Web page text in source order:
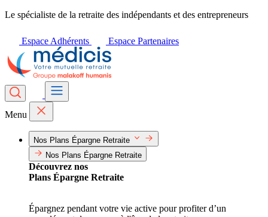
Le spécialiste de la retraite des indépendants et des entrepreneurs
Espace Adhérents Espace Partenaires
Menu
Nos Plans Épargne Retraite
Nos Plans Épargne Retraite
Découvrez nos
Plans Épargne Retraite
Épargnez pendant votre vie active pour profiter d’un